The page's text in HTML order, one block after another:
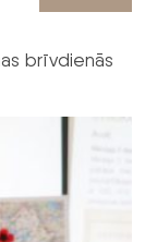
brīvdienās